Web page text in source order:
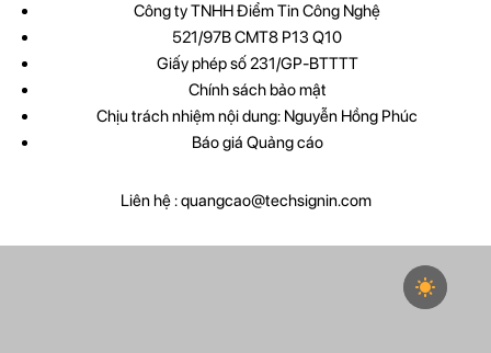
Công ty TNHH Điểm Tin Công Nghệ
521/97B CMT8 P13 Q10
Giấy phép số 231/GP-BTTTT
Chính sách bảo mật
Chịu trách nhiệm nội dung: Nguyễn Hồng Phúc
Báo giá Quảng cáo
Liên hệ :quangcao@techsignin.com